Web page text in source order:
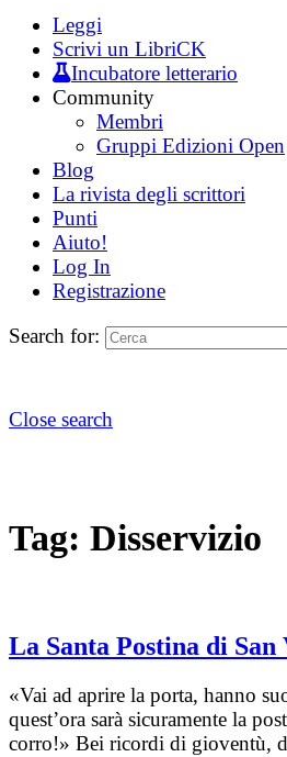
Leggi
Scrivi un LibriCK
Incubatore letterario
Community
Membri
Gruppi Edizioni Open
Blog
La rivista degli scrittori
Punti
Aiuto!
Log In
Registrazione
Search for:
Close search
Tag: Disservizio
La Santa Postina di San
«Vai ad aprire la porta, hanno
quest’ora sarà sicuramente la
corro!» Bei ricordi di gioventù,